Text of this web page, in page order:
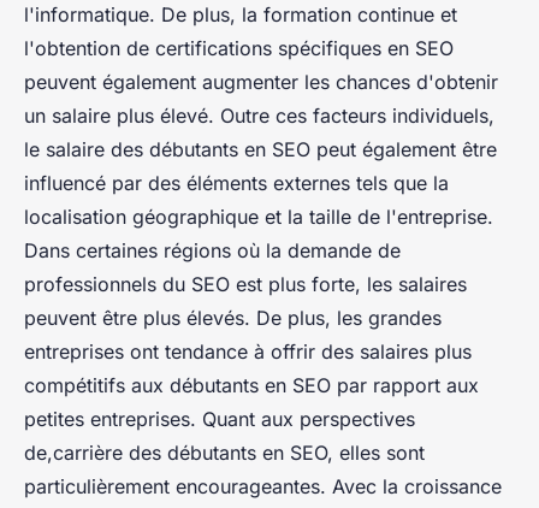
l'informatique. De plus, la formation continue et
l'obtention de certifications spécifiques en SEO
peuvent également augmenter les chances d'obtenir
un salaire plus élevé. Outre ces facteurs individuels,
le salaire des débutants en SEO peut également être
influencé par des éléments externes tels que la
localisation géographique et la taille de l'entreprise.
Dans certaines régions où la demande de
professionnels du SEO est plus forte, les salaires
peuvent être plus élevés. De plus, les grandes
entreprises ont tendance à offrir des salaires plus
compétitifs aux débutants en SEO par rapport aux
petites entreprises. Quant aux perspectives
de,carrière des débutants en SEO, elles sont
particulièrement encourageantes. Avec la croissance